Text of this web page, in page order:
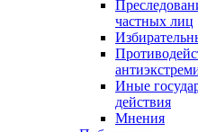
частных лиц
Иные
действия
Мнения